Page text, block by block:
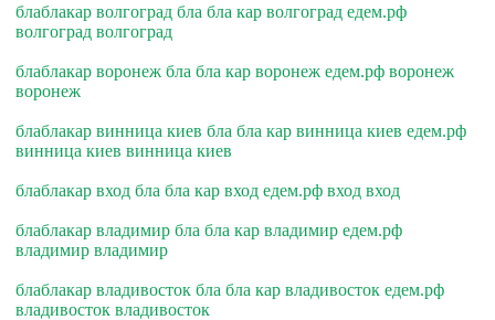
блаблакар волгоград бла бла кар волгоград едем.рф
волгоград волгоград
блаблакар воронеж бла бла кар воронеж едем.рф воронеж
воронеж
блаблакар винница киев бла бла кар винница киев едем.рф
винница киев винница киев
блаблакар вход бла бла кар вход едем.рф вход вход
блаблакар владимир бла бла кар владимир едем.рф
владимир владимир
блаблакар владивосток бла бла кар владивосток едем.рф
владивосток владивосток